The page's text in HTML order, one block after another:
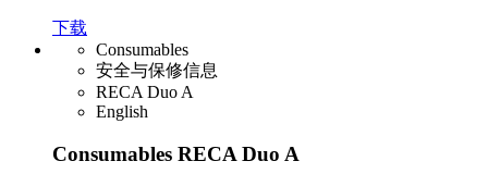
下载
Consumables
安全与保修信息
RECA Duo A
English
Consumables RECA Duo A